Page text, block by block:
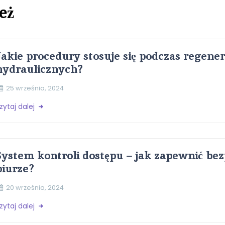
procedury stosuje się podczas
25 września, 2024
dalej
kontroli dostępu – jak zapewnić
20 września, 2024
dalej